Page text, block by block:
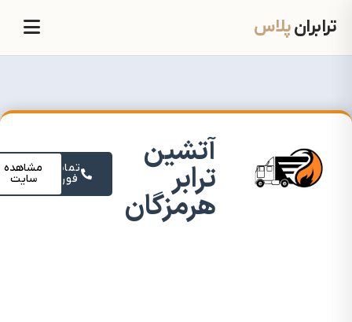
ترابرانپلاس
آتشین
ترابر
هرمزگان
تماس
فوری
مشاهده
سایت